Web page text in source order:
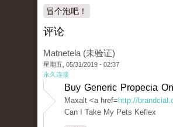
冒个泡吧！
评论
Matnetela (未验证)
星期五, 05/31/2019 - 02:37
永久连接
Buy Generic Propecia
Maxalt <a href= http://
Can I Take My Pets Keflex